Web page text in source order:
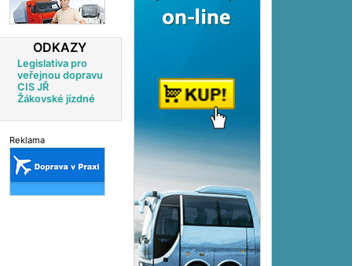
ODKAZY
Legislativa pro
veřejnou dopravu
CIS JŘ
Žákovské jízdné
Reklama